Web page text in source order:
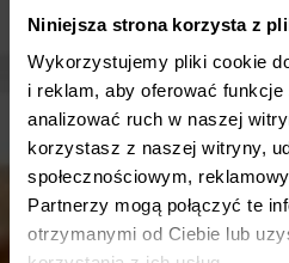
Niniejsza strona korzysta z
Wykorzystujemy pliki cookie
i reklam, aby oferować funkcje
analizować ruch w naszej
korzystasz z naszej witryny,
społecznościowym,
Partnerzy mogą połączyć te
otrzymanymi od Ciebie lub